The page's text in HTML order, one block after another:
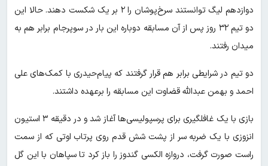
دوازدهم لیگ توانستند سرخ‌پوشان را ۲ بر یک شکست دهند. حالا این
دو تیم ۳۲ روز پس از آن مسابقه دوباره این بار در سوپرجام برابر هم به
میدان رفتند.
دو تیم در شرایطی برابر هم قرار گرفتند که پیام‌حیدری با کمک‌های علی
احمد و بهمن عبدالله قضاوت این مسابقه را برعهده داشتند.
بازی با یک غافلگیری برای پرسپولیسی‌ها آغاز شد و در دقیقه ۳ استیون
انزوزی با یک ضربه سر از پشت شش قدم روی پرتاب اوتی که از سمت
راست صورت گرفت، دروازه الکسی گندوز را باز کرد تا سپاهان با این گل